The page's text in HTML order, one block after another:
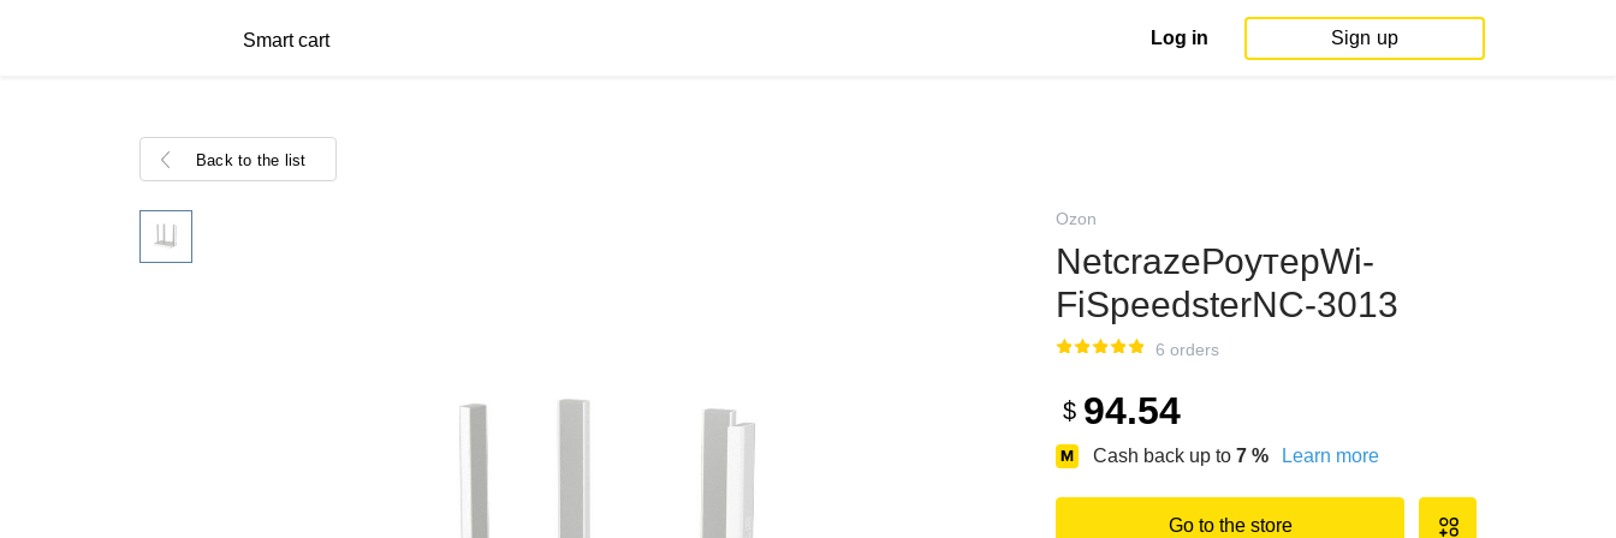
Smart cart Log in Sign up
Back to the list
Ozon
NetcrazeРоутерWi-
FiSpeedsterNC-3013
6 orders
$ 94.54
Cash back up to 7 % Learn more
Go to the store